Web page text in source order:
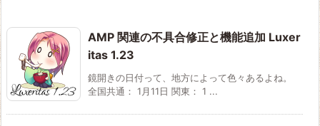
AMP 関連の不具合修正と機能追加 Luxer
itas 1.23
鏡開きの日付って、地方によって色々あるよね。
全国共通： 1月11日 関東： 1 ...